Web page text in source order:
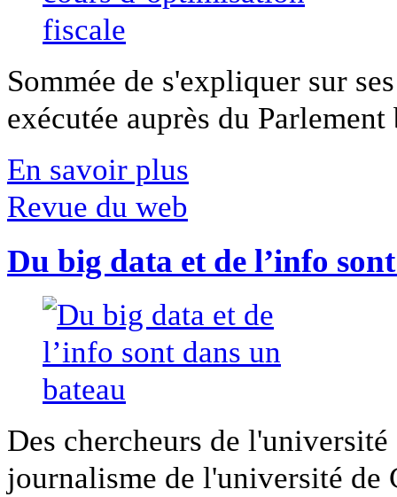
Sommée de s'expliquer sur
exécutée auprès du
En savoir plus
Revue du web
Du big data et de l’info
Des chercheurs de
journalisme de l'université